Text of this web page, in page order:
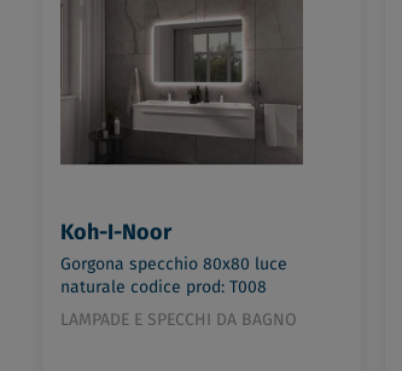
Koh-I-Noor
Gorgona specchio 80x80 luce
naturale codice prod: T008
LAMPADE E SPECCHI DA BAGNO